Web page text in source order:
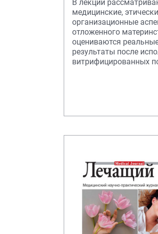
В лекции
медицинские,
организационные
отложенного
оцениваются
результаты после
витрифицированных